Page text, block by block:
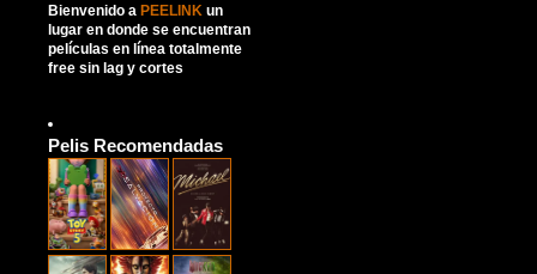
Bienvenido a PEELINK un
lugar en donde se encuentran
películas en línea totalmente
free sin lag y cortes
Pelis Recomendadas